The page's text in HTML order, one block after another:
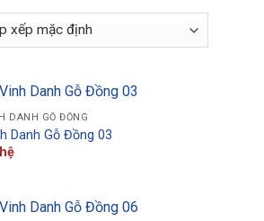
DANH GỖ ĐỒNG
Danh Gỗ Đồng 03